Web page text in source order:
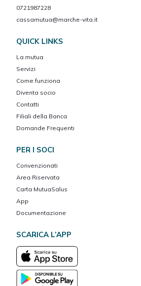
0721987228
cassamutua@marche-vita.it
QUICK LINKS
La mutua
Servizi
Come funziona
Diventa socio
Contatti
Filiali della Banca
Domande Frequenti
PER I SOCI
Convenzionati
Area Riservata
Carta MutuaSalus
App
Documentazione
SCARICA L’APP